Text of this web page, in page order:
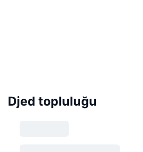
Djed topluluğu